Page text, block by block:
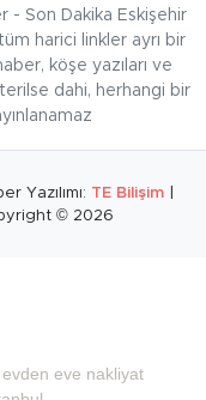
- Son Dakika Eskişehir
harici linkler ayrı bir
köşe yazıları ve
dahi, herhangi bir
Yazılımı: TE Bilişim
© 2026
eve nakliyat